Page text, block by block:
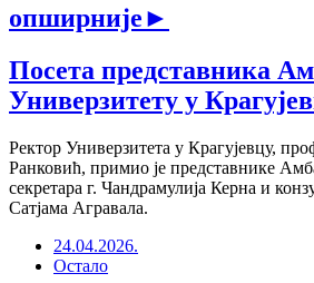
опширније►
Посета представника
Универзитету у
Ректор Универзитетa у Крагујевцу,
Ранковић, примио је представнике
секретара г. Чандрамулија Керна и
Сатјама Агравала.
24.04.2026.
Остало